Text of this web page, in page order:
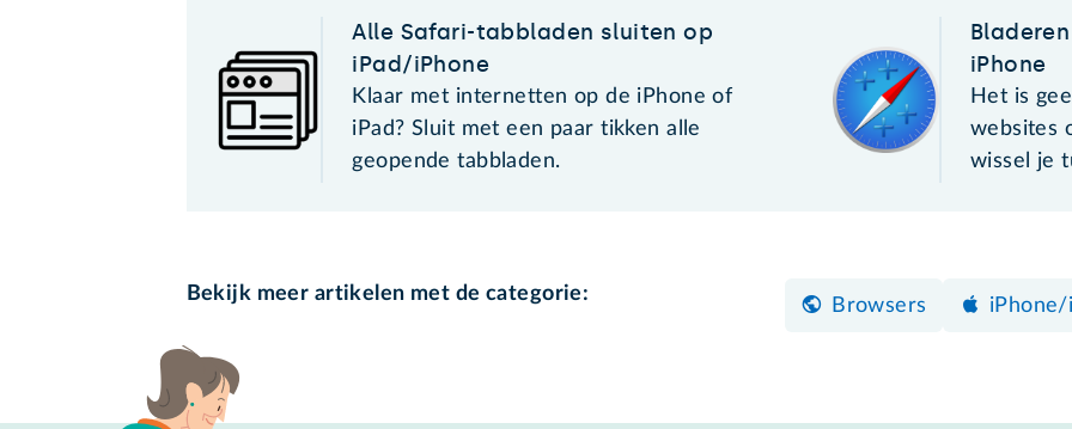
Alle Safari-tabbladen sluiten op
iPad/iPhone
Klaar met internetten op de iPhone of
iPad? Sluit met een paar tikken alle
geopende tabbladen.
iPhone
Het is
websites
wissel je
Bekijk meer artikelen met de categorie:
Browsers iPhone/